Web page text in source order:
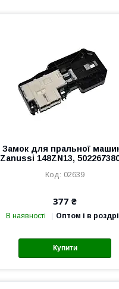
Замок для пральної
Zanussi 148ZN13,
02639
377 ₴
В наявності Оптом і в
Купити